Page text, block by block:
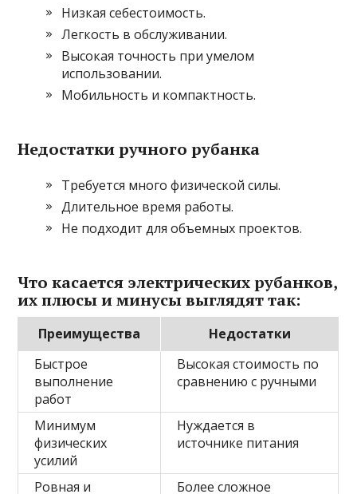
Низкая себестоимость.
Легкость в обслуживании.
Высокая точность при умелом
использовании.
Мобильность и компактность.
Недостатки ручного рубанка
Требуется много физической силы.
Длительное время работы.
Не подходит для объемных проектов.
Что касается электрических рубанков,
их плюсы и минусы выглядят так:
Преимущества
Недостатки
Быстрое
выполнение
работ
Высокая стоимость по
сравнению с ручными
Минимум
физических
усилий
Нуждается в
источнике питания
Ровная и Более сложное